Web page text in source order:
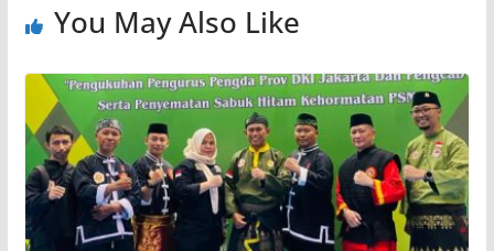
You May Also Like